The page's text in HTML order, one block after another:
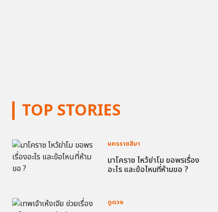
TOP STORIES
นครราชสีมา
มาโคราช ไหว้ย่าโม ขอพรเรื่อง
อะไร และข้อไหนที่ห้ามขอ ?
ดูดวง